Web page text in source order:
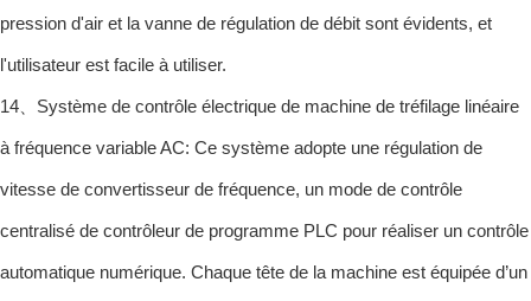
pression d'air et la vanne de régulation de débit sont évidents, et
l'utilisateur est facile à utiliser.
14、Système de contrôle électrique de machine de tréfilage linéaire
à fréquence variable AC: Ce système adopte une régulation de
vitesse de convertisseur de fréquence, un mode de contrôle
centralisé de contrôleur de programme PLC pour réaliser un contrôle
automatique numérique. Chaque tête de la machine est équipée d’un